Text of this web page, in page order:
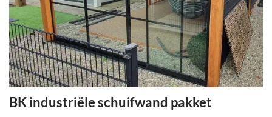
BK industriële schuifwand pakket